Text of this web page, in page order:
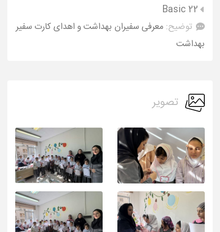
Basic 22
توضیح: معرفی سفیران بهداشت و اهدای کارت سفیر
بهداشت
تصویر